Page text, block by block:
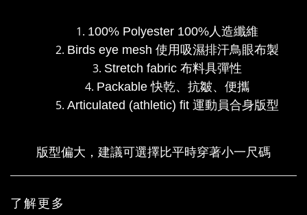
100% Polyester 100%人造纖維
Birds eye mesh 使用吸濕排汗鳥眼布製
Stretch fabric 布料具彈性
Packable 快乾、抗皺、便攜
Articulated (athletic) fit 運動員合身版型
版型偏大，建議可選擇比平時穿著小一尺碼
了解更多